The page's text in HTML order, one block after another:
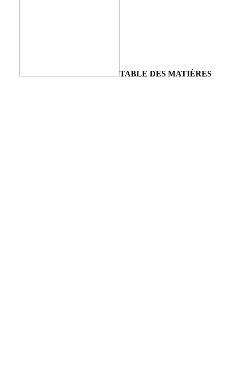
TABLE DES MATIÈRES